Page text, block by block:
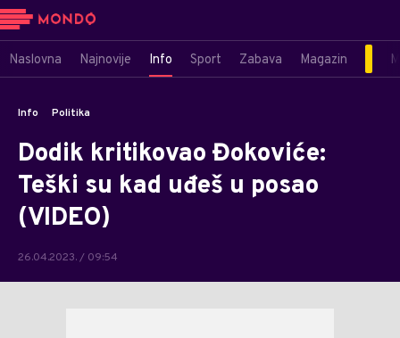
Naslovna Najnovije Info Sport Zabava Magazin
Info Politika
Dodik kritikovao Đokoviće:
Teški su kad uđeš u posao
(VIDEO)
26.04.2023. / 09:54